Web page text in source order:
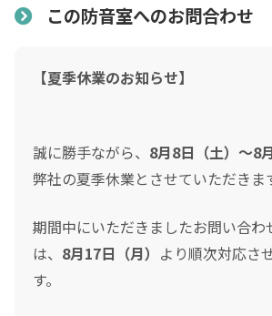
頭金
頭金の金額をスライドして下さい（1万円単位）
価格には中古品本体価格、基本運送組
発生する場合があります。
ション品、基本運送組立費、新品当時
参考価格です。（ヤマハ「音レント」
消費税率を含んだ参考価格）
設置について
この防音室へのお問合わせ
【夏季休業のお知らせ】
誠に勝手ながら、 8月8日（土）～8
弊社の夏季休業とさせていただきま
期間中にいただきましたお問い合わ
は、 8月17日（月） より順次対応さ
す。